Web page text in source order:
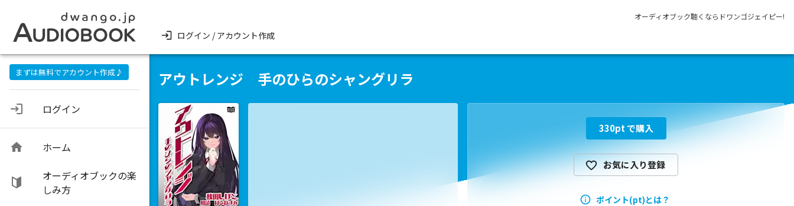
オーディオブック聴くならドワンゴジェイピー!
ログイン / アカウント作成
まずは無料でアカウント作成♪
ログイン
ホーム
オーディオブックの楽
しみ方
アウトレンジ 手のひらのシャングリラ
330pt で購入
お気に入り登録
ポイント(pt)とは？